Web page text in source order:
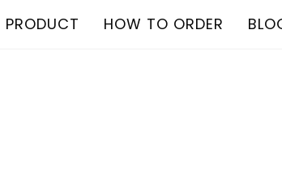
PRODUCT HOW TO ORDER